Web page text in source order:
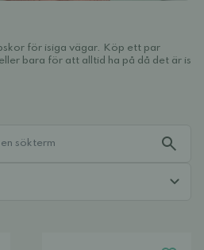
för isiga vägar. Köp ett par
bara för att alltid ha på då det är is